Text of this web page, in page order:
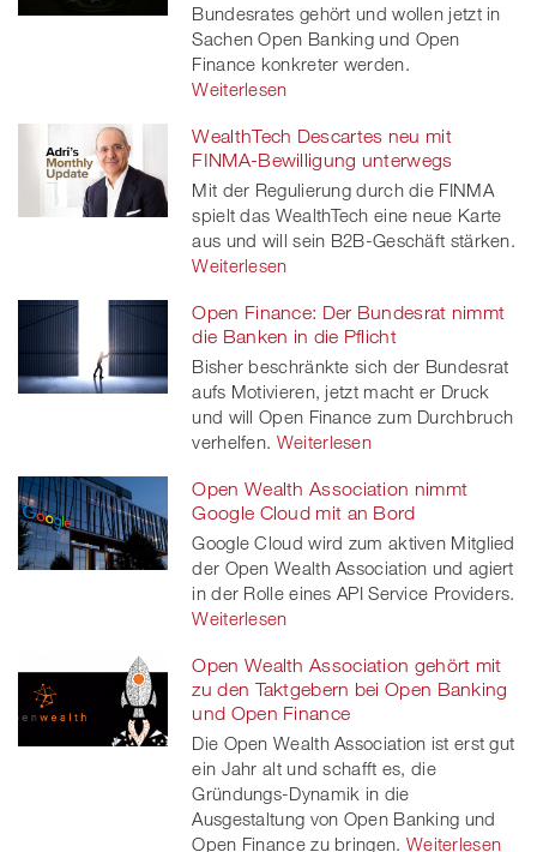
Bundesrates gehört und wollen jetzt in
Sachen Open Banking und Open
Finance konkreter werden.
Weiterlesen
WealthTech Descartes neu mit
FINMA-Bewilligung unterwegs
Mit der Regulierung durch die FINMA
spielt das WealthTech eine neue Karte
aus und will sein B2B-Geschäft stärken.
Weiterlesen
Open Finance: Der Bundesrat nimmt
die Banken in die Pflicht
Bisher beschränkte sich der Bundesrat
aufs Motivieren, jetzt macht er Druck
und will Open Finance zum Durchbruch
verhelfen. Weiterlesen
Open Wealth Association nimmt
Google Cloud mit an Bord
Google Cloud wird zum aktiven Mitglied
der Open Wealth Association und agiert
in der Rolle eines API Service Providers.
Weiterlesen
Open Wealth Association gehört mit
zu den Taktgebern bei Open Banking
und Open Finance
Die Open Wealth Association ist erst gut
ein Jahr alt und schafft es, die
Gründungs-Dynamik in die
Ausgestaltung von Open Banking und
Open Finance zu bringen. Weiterlesen